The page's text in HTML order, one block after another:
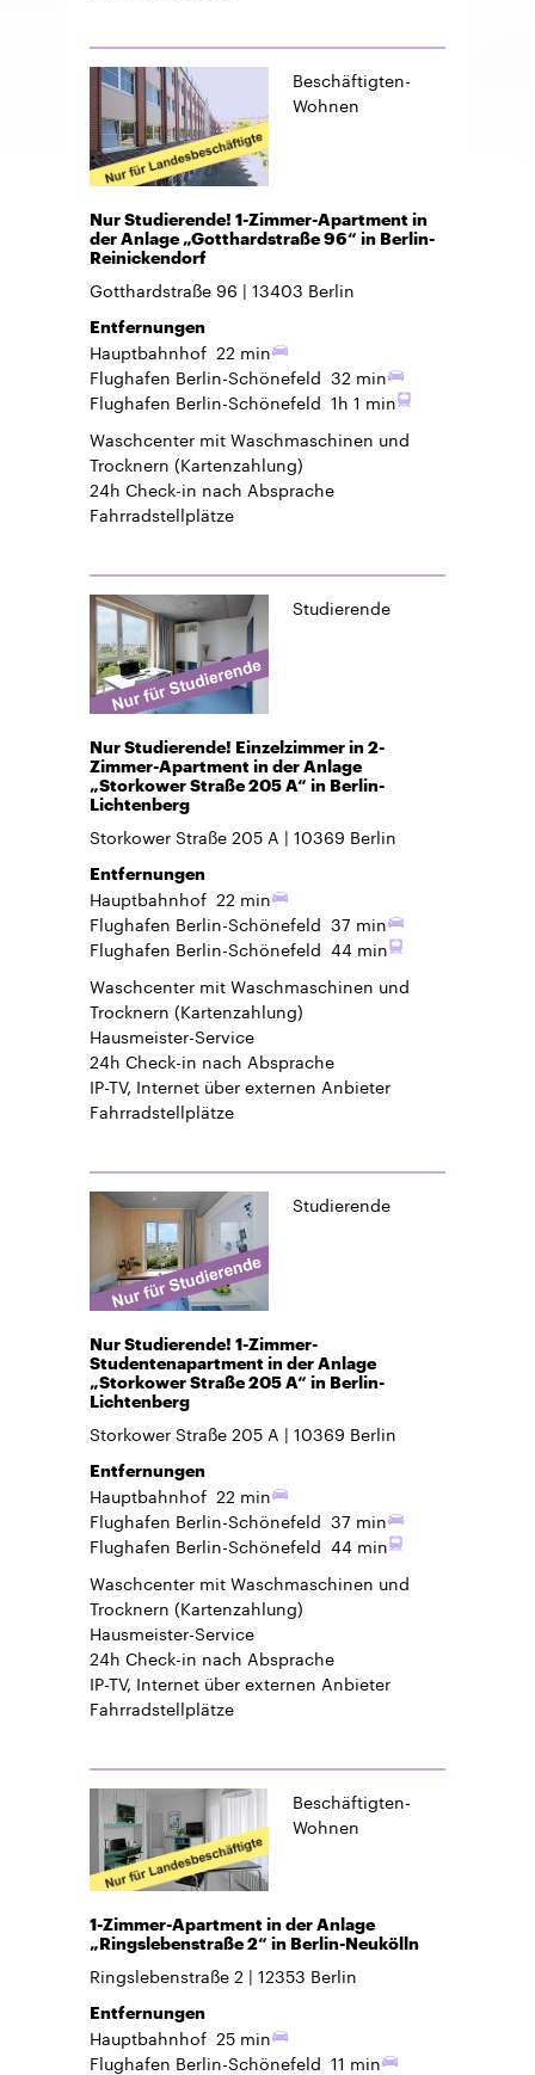
Beschäftigten-
Wohnen
Nur Studierende! 1-Zimmer-Apartment in
der Anlage „Gotthardstraße 96“ in Berlin-
Reinickendorf
Gotthardstraße 96 13403 Berlin
Entfernungen
Hauptbahnhof 22 min
Flughafen Berlin-Schönefeld 32 min
Flughafen Berlin-Schönefeld 1h 1 min
Waschcenter mit Waschmaschinen und
Trocknern (Kartenzahlung)
24h Check-in nach Absprache
Fahrradstellplätze
Studierende
Nur Studierende! Einzelzimmer in 2-
Zimmer-Apartment in der Anlage
„Storkower Straße 205 A“ in Berlin-
Lichtenberg
Storkower Straße 205 A 10369 Berlin
Entfernungen
Hauptbahnhof 22 min
Flughafen Berlin-Schönefeld 37 min
Flughafen Berlin-Schönefeld 44 min
Waschcenter mit Waschmaschinen und
Trocknern (Kartenzahlung)
Hausmeister-Service
24h Check-in nach Absprache
IP-TV, Internet über externen Anbieter
Fahrradstellplätze
Studierende
Nur Studierende! 1-Zimmer-
Studentenapartment in der Anlage
„Storkower Straße 205 A“ in Berlin-
Lichtenberg
Storkower Straße 205 A 10369 Berlin
Entfernungen
Hauptbahnhof 22 min
Flughafen Berlin-Schönefeld 37 min
Flughafen Berlin-Schönefeld 44 min
Waschcenter mit Waschmaschinen und
Trocknern (Kartenzahlung)
Hausmeister-Service
24h Check-in nach Absprache
IP-TV, Internet über externen Anbieter
Fahrradstellplätze
Beschäftigten-
Wohnen
1-Zimmer-Apartment in der Anlage
„Ringslebenstraße 2“ in Berlin-Neukölln
Ringslebenstraße 2 12353 Berlin
Entfernungen
Hauptbahnhof 25 min
Flughafen Berlin-Schönefeld 11 min